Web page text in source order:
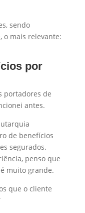
sendo
o mais relevante:
por
de
antes.
de benefícios
segurados.
penso que
muito grande.
que o cliente